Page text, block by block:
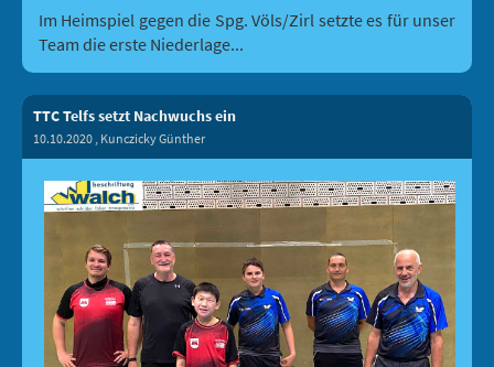
Im Heimspiel gegen die Spg. Völs/Zirl setzte es für unser
Team die erste Niederlage...
TTC Telfs setzt Nachwuchs ein
10.10.2020 , Kunczicky Günther